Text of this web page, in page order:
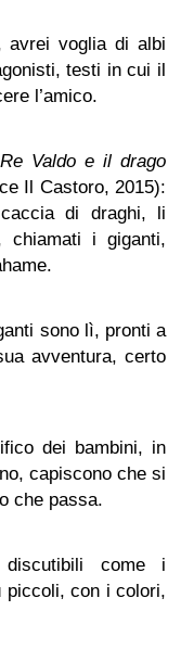
avrei voglia di albi
testi in cui il
l’amico.
Re Valdo e il drago
Il Castoro, 2015):
di draghi, li
chiamati i giganti,
sono lì, pronti a
avventura, certo
dei bambini, in
capiscono che si
che passa.
come i
piccoli, con i colori,